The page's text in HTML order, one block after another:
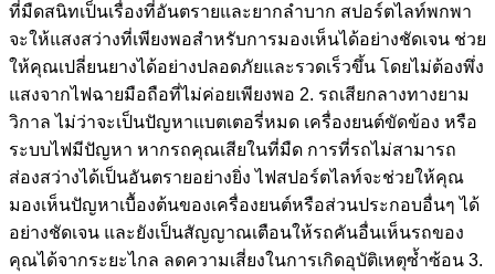
ที่มืดสนิทเป็นเรื่องที่อันตรายและยากลำบาก สปอร์ตไลท์พกพา
จะให้แสงสว่างที่เพียงพอสำหรับการมองเห็นได้อย่างชัดเจน ช่วย
ให้คุณเปลี่ยนยางได้อย่างปลอดภัยและรวดเร็วขึ้น โดยไม่ต้องพึ่ง
แสงจากไฟฉายมือถือที่ไม่ค่อยเพียงพอ 2. รถเสียกลางทางยาม
วิกาล ไม่ว่าจะเป็นปัญหาแบตเตอรี่หมด เครื่องยนต์ขัดข้อง หรือ
ระบบไฟมีปัญหา หากรถคุณเสียในที่มืด การที่รถไม่สามารถ
ส่องสว่างได้เป็นอันตรายอย่างยิ่ง ไฟสปอร์ตไลท์จะช่วยให้คุณ
มองเห็นปัญหาเบื้องต้นของเครื่องยนต์หรือส่วนประกอบอื่นๆ ได้
อย่างชัดเจน และยังเป็นสัญญาณเตือนให้รถคันอื่นเห็นรถของ
คุณได้จากระยะไกล ลดความเสี่ยงในการเกิดอุบัติเหตุซ้ำซ้อน 3.